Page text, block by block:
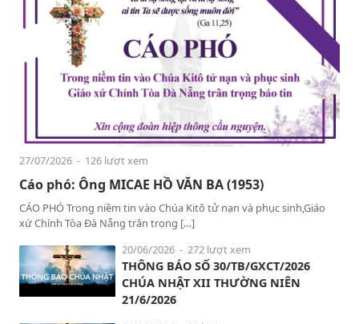
27/07/2026 - 126 lượt xem
Cáo phó: Ông MICAE HỒ VĂN BA (1953)
CÁO PHÓ Trong niềm tin vào Chúa Kitô tử nạn và phục sinh,Giáo
xứ Chính Tòa Đà Nẵng trân trọng […]
20/06/2026 - 272 lượt xem
THÔNG BÁO SỐ 30/TB/GXCT/2026
CHÚA NHẬT XII THƯỜNG NIÊN
21/6/2026